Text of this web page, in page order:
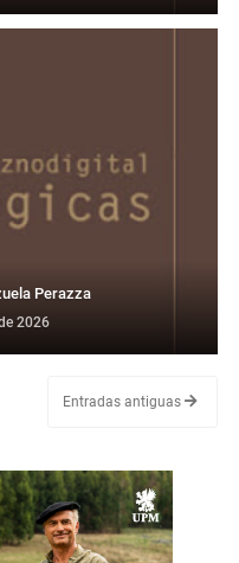
Perazza
2026
Entradas antiguas